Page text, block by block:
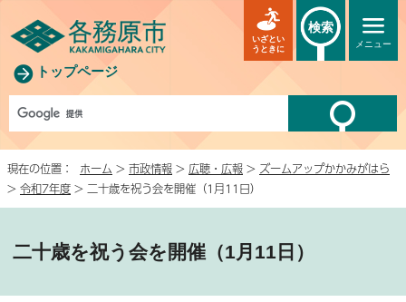
トップページ
メニュー
いざとい
うときに
検索
現在の位置： ホーム > 市政情報 > 広聴・広報 > ズームアップかかみがはら
> 令和7年度 > 二十歳を祝う会を開催（1月11日）
二十歳を祝う会を開催（1月11日）